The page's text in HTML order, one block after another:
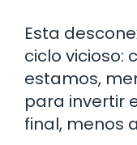
Esta
ciclo vicioso:
estamos,
para invertir
final, menos